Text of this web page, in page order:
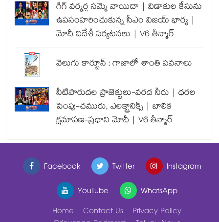
గిగ్ వర్కర్ల సమ్మె వాయిదా | విడాకుల కేసును
ఉపసంహరించుకున్న సీఎం విజయ్ భార్య |
మోదీ విదేశీ పర్యటనలు | V6 తీన్మార్
వెలుగు కార్టూన్ : గాజాలో శాంతి పవనాలు
నీటిపారుదల ప్రాజెక్టులు-వరద నీరు | ధరల
పెంపు-చమురు, ఎలక్ట్రానిక్స్ | బాలిక
క్షమాపణ-ప్రధాని మోదీ | V6 తీన్మార్
Facebook Twitter
Instagram
YouTube
WhatsApp
Home
Contact Us
Privacy Policy